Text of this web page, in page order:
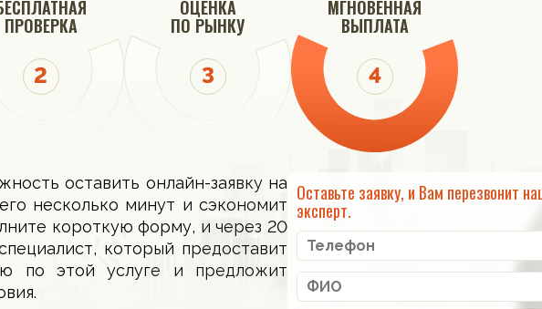
ПРОВЕРКА
ОЦЕНКА
ПО РЫНКУ
МГНОВЕННАЯ
ВЫПЛАТА
оставить онлайн-заявку на
несколько минут и сэкономит
короткую форму, и через 20
который предоставит
по этой услуге и предложит
Оставьте заявку, и Вам перезвонит
эксперт.
от1 799 000руб.